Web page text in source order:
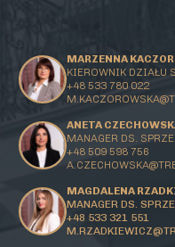
MARZENNA
KIEROWNIK DZIAŁU
+48 533 780 022
ANETA
MANAGER DS.
+48 509 598 756
MAGDALENA
MANAGER DS.
+48 533 321 551